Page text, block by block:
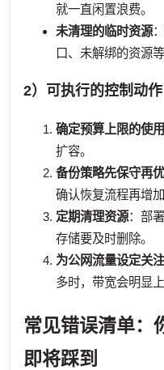
就一直闲置浪费。
未清理的临时资源
口、未解绑的资源等
2）可执行的控制动作
确定预算上限的使
扩容。
备份策略先保守再
确认恢复流程再增加
定期清理资源：部
存储要及时删除。
为公网流量设定关
多时，带宽会明显
常见错误清单：
即将踩到